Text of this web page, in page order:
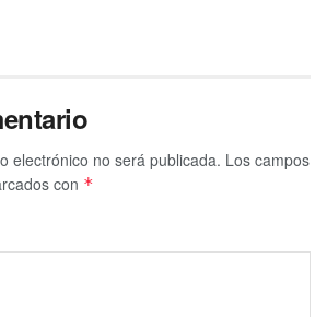
electrónico no será publicada. Los campos
con *